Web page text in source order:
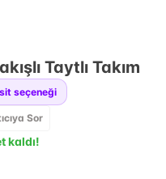
Taytlı Takım
seçeneği
Sor
kaldı!